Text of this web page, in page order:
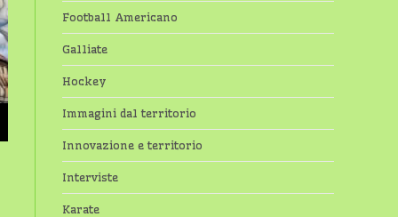
Football Americano
Galliate
Hockey
Immagini dal territorio
Innovazione e territorio
Interviste
Karate